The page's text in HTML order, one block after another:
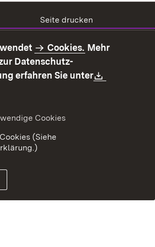
Seite drucken
Erklärung zur
Barrierefreiheit
Fehlerhaften Link melden
Cookies. Mehr
Datenschutz-
erfahren Sie unter
Cookies
(Siehe